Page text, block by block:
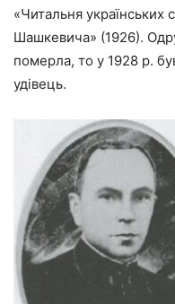
«Читальня українських
Шашкевича» (1926).
померла, то у 1928 р.
удівець.